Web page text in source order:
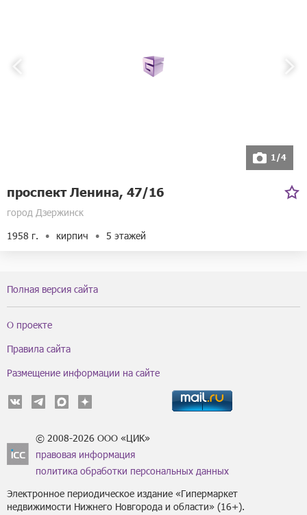
1/4
проспект Ленина, 47/16
город Дзержинск
1958 г.
кирпич 5 этажей
Полная версия сайта
О проекте
Правила сайта
Размещение информации на сайте
© 2008-2026 ООО «ЦИК»
правовая информация
политика обработки персональных данных
Электронное периодическое издание «Гипермаркет
недвижимости Нижнего Новгорода и области» (16+).